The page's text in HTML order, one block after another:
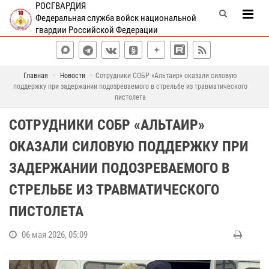
РОСГВАРДИЯ
Федеральная служба войск национальной
гвардии Российской Федерации
Главная Новости
Сотрудники СОБР «Альтаир» оказали силовую
поддержку при задержании подозреваемого в стрельбе из травматического
пистолета
СОТРУДНИКИ СОБР «АЛЬТАИР»
ОКАЗАЛИ СИЛОВУЮ ПОДДЕРЖКУ ПРИ
ЗАДЕРЖАНИИ ПОДОЗРЕВАЕМОГО В
СТРЕЛЬБЕ ИЗ ТРАВМАТИЧЕСКОГО
ПИСТОЛЕТА
06 мая 2026, 05:09